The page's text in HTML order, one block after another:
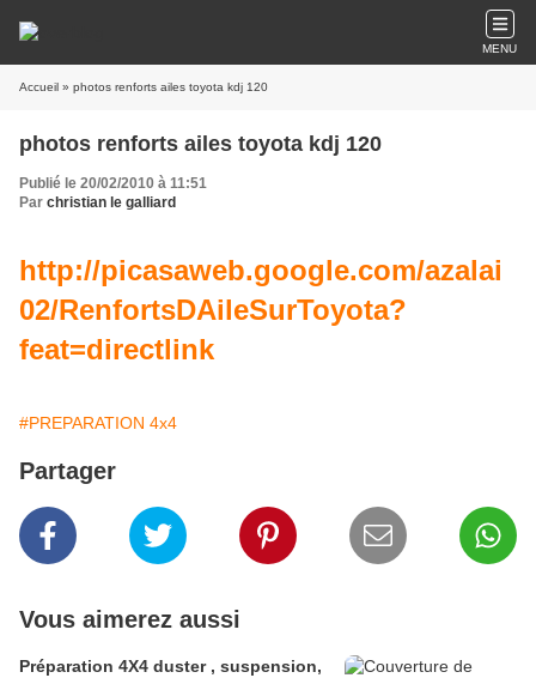
MENU
Accueil » photos renforts ailes toyota kdj 120
photos renforts ailes toyota kdj 120
Publié le 20/02/2010 à 11:51
Par christian le galliard
http://picasaweb.google.com/azalai
02/RenfortsDAileSurToyota?
feat=directlink
#PREPARATION 4x4
Partager
Vous aimerez aussi
Préparation 4X4 duster , suspension,